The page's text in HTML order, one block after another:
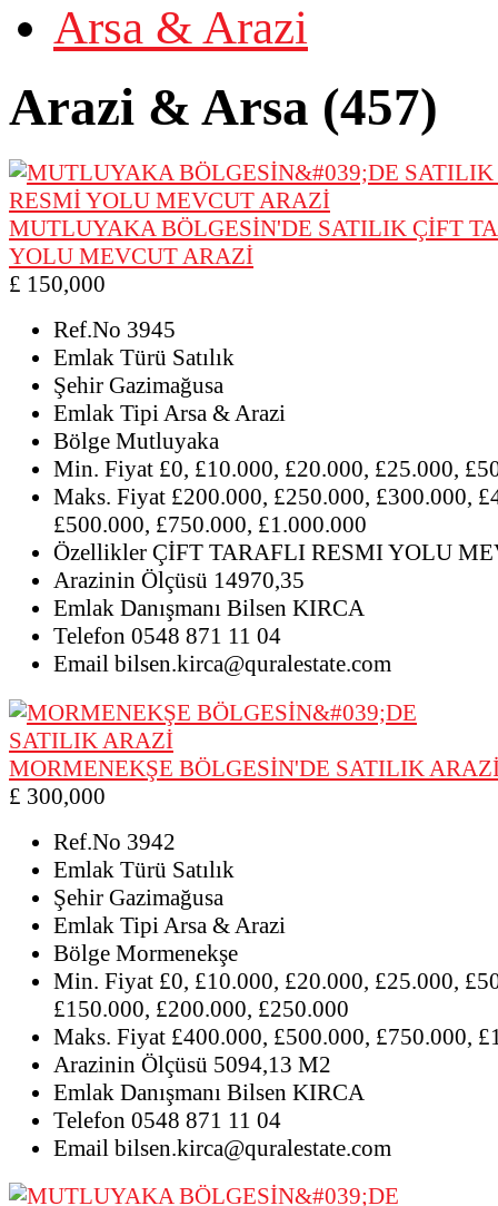
Arsa & Arazi
Arazi & Arsa (457)
MUTLUYAKA BÖLGESİN'DE SATILIK ÇİFT
YOLU MEVCUT ARAZİ
£ 150,000
Ref.No 3945
Emlak Türü Satılık
Şehir Gazimağusa
Emlak TipiArsa & Arazi
Bölge Mutluyaka
Min. Fiyat £0, £10.000, £20.000, £25.000,
Maks. Fiyat £200.000, £250.000, £300.000,
£500.000, £750.000, £1.000.000
Özellikler ÇİFT TARAFLI RESMI YOLU
Arazinin Ölçüsü 14970,35
Emlak Danışmanı Bilsen KIRCA
Telefon 0548 871 11 04
Email bilsen.kirca@quralestate.com
MORMENEKŞE BÖLGESİN'DE SATILIK
£ 300,000
Ref.No 3942
Emlak Türü Satılık
Şehir Gazimağusa
Emlak Tipi Arsa & Arazi
Bölge Mormenekşe
Min. Fiyat £0, £10.000, £20.000, £25.000,
£150.000, £200.000, £250.000
Maks. Fiyat £400.000, £500.000, £750.000,
Arazinin Ölçüsü 5094,13 M2
Emlak Danışmanı Bilsen KIRCA
Telefon 0548 871 11 04
Email bilsen.kirca@quralestate.com